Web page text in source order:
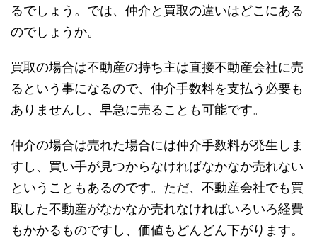
るでしょう。では、仲介と買取の違いはどこにある
のでしょうか。
買取の場合は不動産の持ち主は直接不動産会社に売
るという事になるので、仲介手数料を支払う必要も
ありませんし、早急に売ることも可能です。
仲介の場合は売れた場合には仲介手数料が発生しま
すし、買い手が見つからなければなかなか売れない
ということもあるのです。ただ、不動産会社でも買
取した不動産がなかなか売れなければいろいろ経費
もかかるものですし、価値もどんどん下がります。